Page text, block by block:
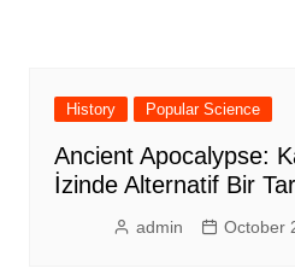
History Popular Science
Ancient Apocalypse:
İzinde Alternatif Bir
admin October